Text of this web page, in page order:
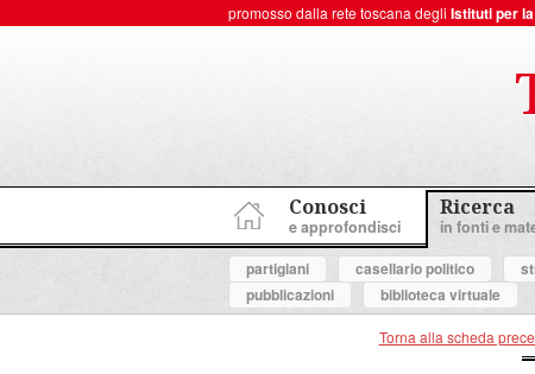
promosso dalla rete toscana degli Istituti per
Conosci
e approfondisci
Ricerca
in fonti e
partigiani
casellario politico
pubblicazioni
biblioteca virtuale
Torna alla scheda